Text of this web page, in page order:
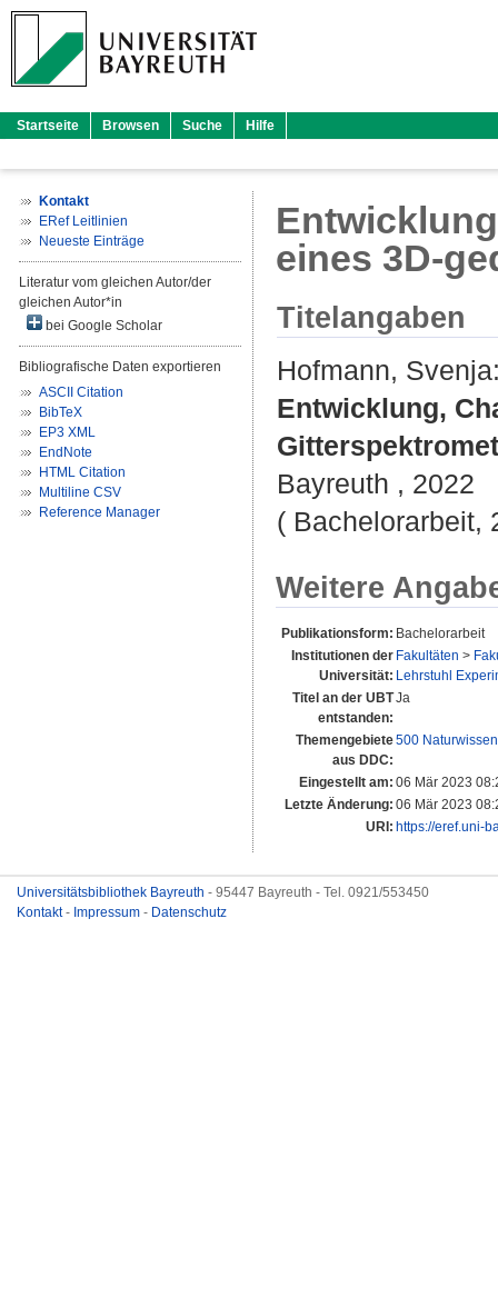
Startseite Browsen Suche Hilfe
Kontakt
ERef Leitlinien
Neueste Einträge
Literatur vom gleichen Autor/der
gleichen Autor*in
bei Google Scholar
Bibliografische Daten exportieren
ASCII Citation
BibTeX
EP3 XML
EndNote
HTML Citation
Multiline CSV
Reference Manager
eines 3D-
Titelangaben
Hofmann, Svenja
Entwicklung,
Bayreuth , 2022
( Bachelorarbeit,
Weitere
Publikationsform: Bachelorarbeit
Institutionen der
Universität:
Fakultäten >
Lehrstuhl
Titel an der UBT
entstanden:
Ja
Themengebiete
aus DDC:
500
Eingestellt am: 06 Mär 2023
Letzte Änderung: 06 Mär 2023
URI: https://eref.uni-
Universitätsbibliothek Bayreuth - 95447 Bayreuth - Tel. 0921/553450
Kontakt- Impressum - Datenschutz